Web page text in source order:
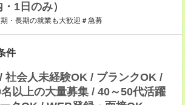
1日のみ）
・長期の就業も大歓迎＃急募
件
社会人未経験OK / ブランクOK /
以上の大量募集 / 40～50代活躍